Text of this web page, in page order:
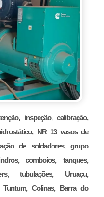
inspeção, calibração,
NR 13 vasos de
de soldadores, grupo
comboios, tanques,
tubulações, Uruaçu,
Colinas, Barra do